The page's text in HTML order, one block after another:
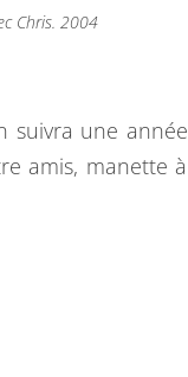
Chris. 2004
suivra une année
amis, manette à